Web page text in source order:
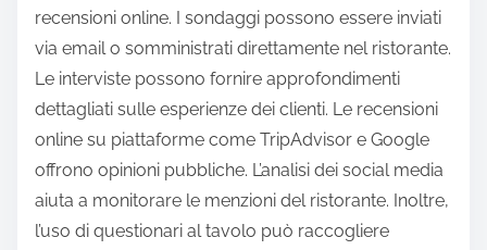
recensioni online. I sondaggi possono essere inviati
via email o somministrati direttamente nel ristorante.
Le interviste possono fornire approfondimenti
dettagliati sulle esperienze dei clienti. Le recensioni
online su piattaforme come TripAdvisor e Google
offrono opinioni pubbliche. L’analisi dei social media
aiuta a monitorare le menzioni del ristorante. Inoltre,
l’uso di questionari al tavolo può raccogliere